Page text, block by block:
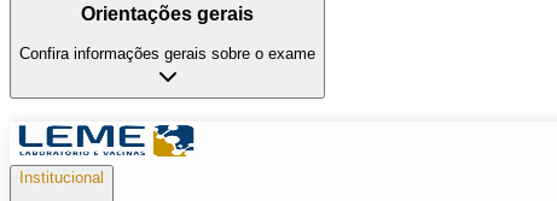
Orientações gerais
Confira informações gerais sobre o exame
Institucional